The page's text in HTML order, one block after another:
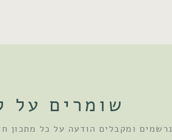
שומרים על
נרשמים ומקבלים הודעה על כל מתכון